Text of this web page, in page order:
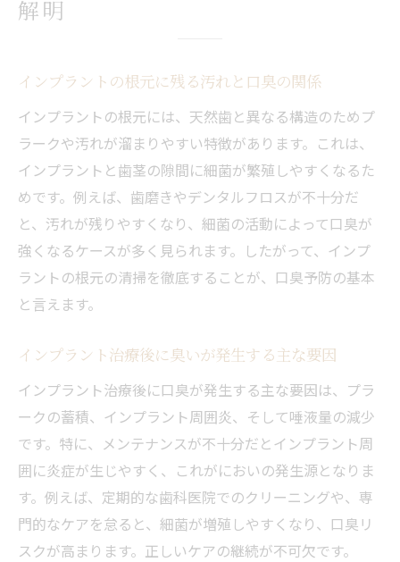
インプラントの臭い対策を始めるタイミン
毎日のケアでインプラント口臭を防ぐコツ
専門家がすすめるインプラント対策の実践
法
根元の掃除がインプラント口臭予防に重要
セルフケアでインプラント臭いを軽減する
方法
セルフケアで防ぐインプラントの臭い
徹底
毎日の歯間ブラシ活用で臭い対策を強化
インプラントの根元ケアが臭い予防の決め
手
インプラント臭いを改善する日常の習慣
解明
インプラントの根元に残る汚れと口臭の関係
インプラントの根元には、天然歯と異なる構造のためプ
ラークや汚れが溜まりやすい特徴があります。これは、
インプラントと歯茎の隙間に細菌が繁殖しやすくなるた
めです。例えば、歯磨きやデンタルフロスが不十分だ
と、汚れが残りやすくなり、細菌の活動によって口臭が
強くなるケースが多く見られます。したがって、インプ
ラントの根元の清掃を徹底することが、口臭予防の基本
と言えます。
インプラント治療後に臭いが発生する主な要因
インプラント治療後に口臭が発生する主な要因は、プラ
ークの蓄積、インプラント周囲炎、そして唾液量の減少
です。特に、メンテナンスが不十分だとインプラント周
囲に炎症が生じやすく、これがにおいの発生源となりま
す。例えば、定期的な歯科医院でのクリーニングや、専
門的なケアを怠ると、細菌が増殖しやすくなり、口臭リ
スクが高まります。正しいケアの継続が不可欠です。